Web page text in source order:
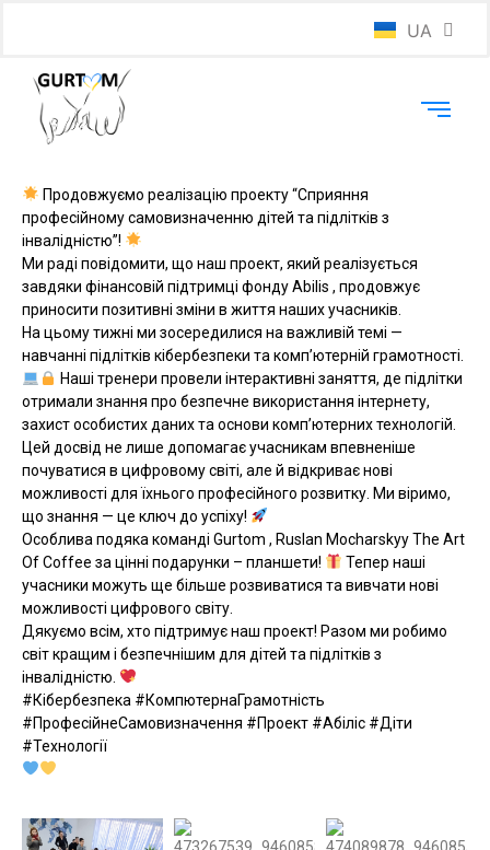
UA
EN
Продовжуємо реалізацію проекту “Сприяння
професійному самовизначенню дітей та підлітків з
інвалідністю”!
Ми раді повідомити, що наш проект, який реалізується
завдяки фінансовій підтримці фонду Abilis , продовжує
приносити позитивні зміни в життя наших учасників.
На цьому тижні ми зосередилися на важливій темі —
навчанні підлітків кібербезпеки та комп’ютерній грамотності.
Наші тренери провели інтерактивні заняття, де підлітки
отримали знання про безпечне використання інтернету,
захист особистих даних та основи комп’ютерних технологій.
Цей досвід не лише допомагає учасникам впевненіше
почуватися в цифровому світі, але й відкриває нові
можливості для їхнього професійного розвитку. Ми віримо,
що знання — це ключ до успіху!
Особлива подяка команді Gurtom , Ruslan Mocharskyy The Art
Of Coffee за цінні подарунки – планшети!
Тепер наші
учасники можуть ще більше розвиватися та вивчати нові
можливості цифрового світу.
Дякуємо всім, хто підтримує наш проект! Разом ми робимо
світ кращим і безпечнішим для дітей та підлітків з
інвалідністю.
#Кібербезпека #КомпютернаГрамотність
#ПрофесійнеСамовизначення #Проект #Абіліс #Діти
#Технології